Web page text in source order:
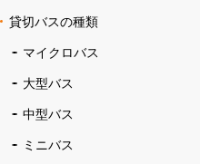
貸切バスの種類
マイクロバス
大型バス
中型バス
ミニバス